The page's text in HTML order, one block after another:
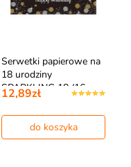
Serwetki papierowe na
18 urodziny
SPARKLING 18 (16…
12,89zł
do koszyka